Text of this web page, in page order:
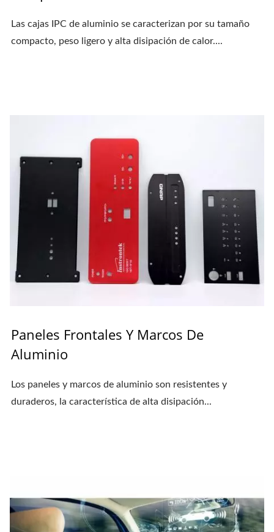
Las cajas IPC de aluminio se caracterizan por su tamaño
compacto, peso ligero y alta disipación de calor....
Paneles Frontales Y Marcos De
Aluminio
Los paneles y marcos de aluminio son resistentes y
duraderos, la característica de alta disipación...